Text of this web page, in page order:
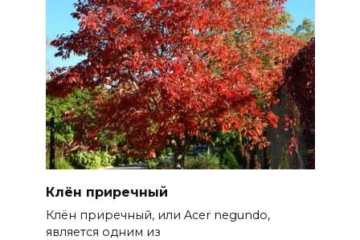
Клён приречный
Клён приречный, или Acer negundo,
является одним из